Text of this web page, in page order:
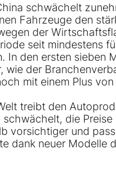
schwächelt
Fahrzeuge den
der
seit mindestens
In den ersten sieben
wie der
mit einem Plus
treibt den
die
vorsichtiger und
dank neuer Modelle